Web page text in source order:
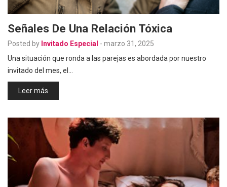
Señales De Una Relación Tóxica
Posted by Invitado Especial - marzo 31, 2025
Una situación que ronda a las parejas es abordada por nuestro
invitado del mes, el…
Leer más